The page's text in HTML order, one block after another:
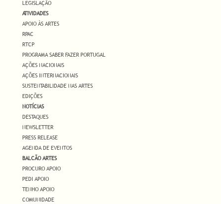
LEGISLAÇÃO
ATIVIDADES
APOIO ÀS ARTES
RPAC
RTCP
PROGRAMA SABER FAZER PORTUGAL
AÇÕES NACIONAIS
AÇÕES INTERNACIONAIS
SUSTENTABILIDADE NAS ARTES
EDIÇÕES
NOTÍCIAS
DESTAQUES
NEWSLETTER
PRESS RELEASE
AGENDA DE EVENTOS
BALCÃO ARTES
PROCURO APOIO
PEDI APOIO
TENHO APOIO
COMUNIDADE